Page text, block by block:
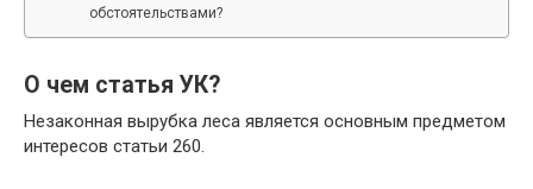
обстоятельствами?
О чем статья УК?
Незаконная вырубка леса является основным предметом
интересов статьи 260.